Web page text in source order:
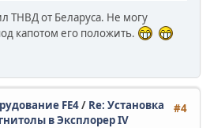
ТНВД от Беларуса. Не могу
капотом его положить.
#4
FE4/ Re: Установка
в Эксплорер IV